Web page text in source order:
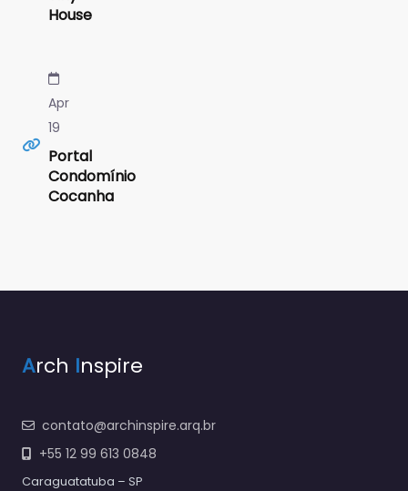
House
Apr
19
Portal
Condomínio
Cocanha
Arch Inspire
contato@archinspire.arq.br
+55 12 99 613 0848
Caraguatatuba – SP